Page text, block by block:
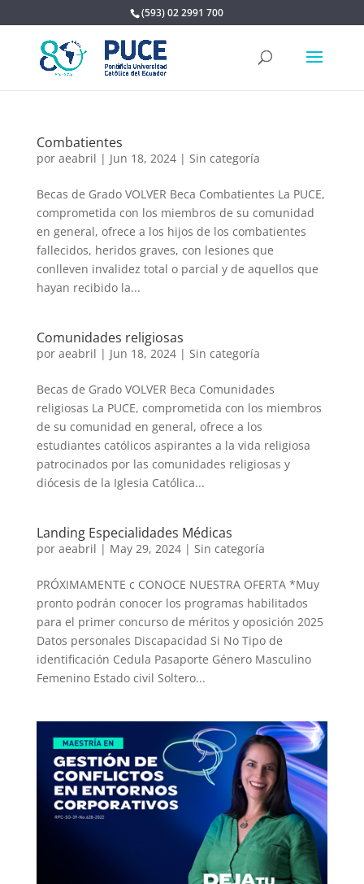
(593) 02 2991 700
Combatientes
por aeabril | Jun 18, 2024| Sin categoría
Becas de Grado VOLVER Beca Combatientes La PUCE,
comprometida con los miembros de su comunidad
en general, ofrece a los hijos de los combatientes
fallecidos, heridos graves, con lesiones que
conlleven invalidez total o parcial y de aquellos que
hayan recibido la...
Comunidades religiosas
por aeabril | Jun 18, 2024| Sin categoría
Becas de Grado VOLVER Beca Comunidades
religiosas La PUCE, comprometida con los miembros
de su comunidad en general, ofrece a los
estudiantes católicos aspirantes a la vida religiosa
patrocinados por las comunidades religiosas y
diócesis de la Iglesia Católica...
Landing Especialidades Médicas
por aeabril | May 29, 2024| Sin categoría
PRÓXIMAMENTE c CONOCE NUESTRA OFERTA *Muy
pronto podrán conocer los programas habilitados
para el primer concurso de méritos y oposición 2025
Datos personales Discapacidad Si No Tipo de
identificación Cedula Pasaporte Género Masculino
Femenino Estado civil Soltero...